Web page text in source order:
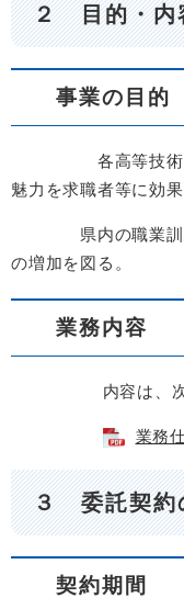
２ 目的・内
事業の目的
各高等技術専門
魅力を求職者等に効果
県内の職業訓練
の増加を図る。
業務内容
内容は、次の「
業務
３ 委託契約
契約期間